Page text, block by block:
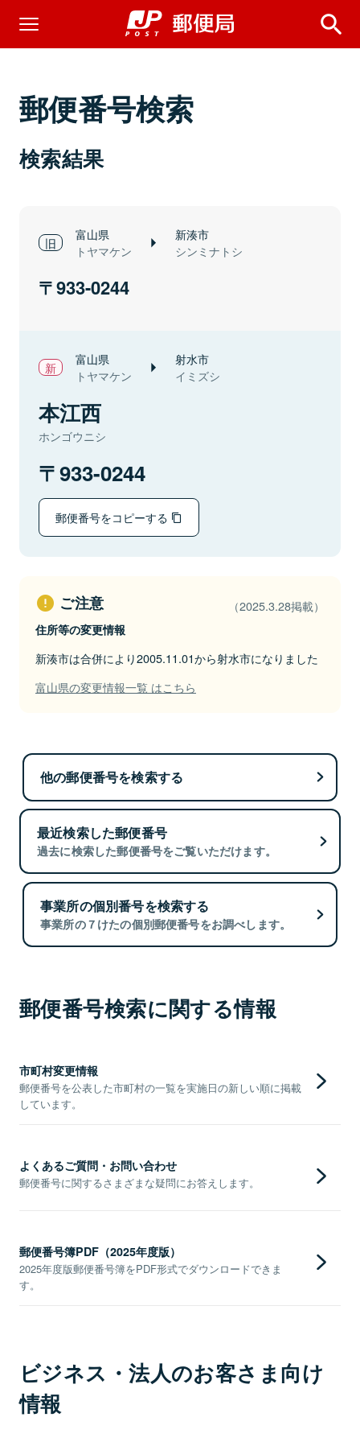
郵便番号検索
検索結果
富山県
トヤマケン
新湊市
シンミナトシ
933-0244
富山県
トヤマケン
射水市
イミズシ
本江西
ホンゴウニシ
933-0244
郵便番号をコピーする
ご注意 （2025.3.28掲載）
住所等の変更情報
新湊市は合併により2005.11.01から射水市になりました
富山県の変更情報一覧 はこちら
他の郵便番号を検索する
最近検索した郵便番号
過去に検索した郵便番号をご覧いただけます。
事業所の個別番号を検索する
事業所の７けたの個別郵便番号をお調べします。
郵便番号検索に関する情報
市町村変更情報
郵便番号を公表した市町村の一覧を実施日の新しい順に掲載
しています。
よくあるご質問・お問い合わせ
郵便番号に関するさまざまな疑問にお答えします。
郵便番号簿PDF（2025年度版）
2025年度版郵便番号簿をPDF形式でダウンロードできま
す。
ビジネス・法人のお客さま向け
情報